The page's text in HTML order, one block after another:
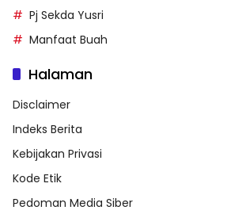
Pj Sekda Yusri
Manfaat Buah
Halaman
Disclaimer
Indeks Berita
Kebijakan Privasi
Kode Etik
Pedoman Media Siber